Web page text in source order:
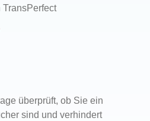
TransPerfect
überprüft, ob Sie ein
sind und verhindert